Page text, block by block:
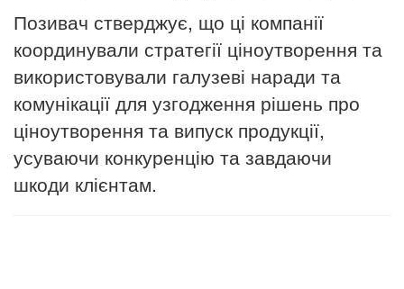
Позивач стверджує, що ці компанії
координували стратегії ціноутворення та
використовували галузеві наради та
комунікації для узгодження рішень про
ціноутворення та випуск продукції,
усуваючи конкуренцію та завдаючи
шкоди клієнтам.